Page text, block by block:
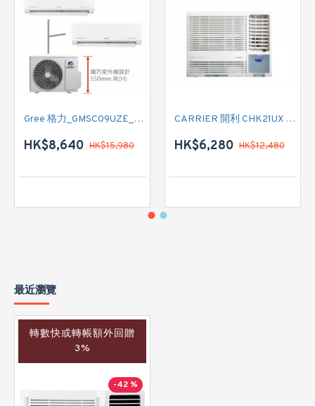
Gree 格力_GMSC09UZE_GMSC12UZE_GMSC18UZC_R32 掛牆變頻式1拖2分體冷氣機 (淨冷型)
HK$8,640 HK$15,980
CARRIER 開利 CHK21UX 二匹半 變頻淨冷窗口式冷氣機 (附遙控)
HK$6,280 HK$12,480
最近瀏覽
轉數快或轉帳額外回贈
3%
-42 %